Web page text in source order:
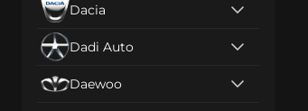
Dacia
Dadi Auto
Daewoo